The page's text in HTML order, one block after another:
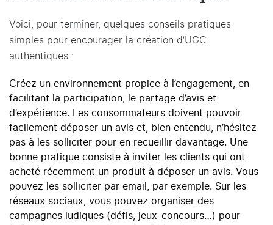
Voici, pour terminer, quelques conseils pratiques
simples pour encourager la création d’UGC
authentiques :
Créez un environnement propice à l’engagement, en
facilitant la participation, le partage d’avis et
d’expérience. Les consommateurs doivent pouvoir
facilement déposer un avis et, bien entendu, n’hésitez
pas à les solliciter pour en recueillir davantage. Une
bonne pratique consiste à inviter les clients qui ont
acheté récemment un produit à déposer un avis. Vous
pouvez les solliciter par email, par exemple. Sur les
réseaux sociaux, vous pouvez organiser des
campagnes ludiques (défis, jeux-concours…) pour